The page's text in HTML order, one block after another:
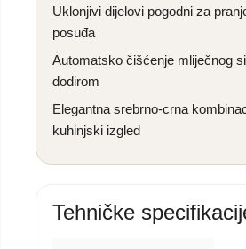
Uklonjivi dijelovi pogodni za
posuđa
Automatsko čišćenje mliječnog
dodirom
Elegantna srebrno-crna
kuhinjski izgled
Tehničke